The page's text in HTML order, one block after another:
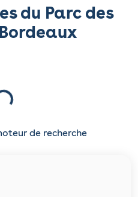
du Parc des
de recherche